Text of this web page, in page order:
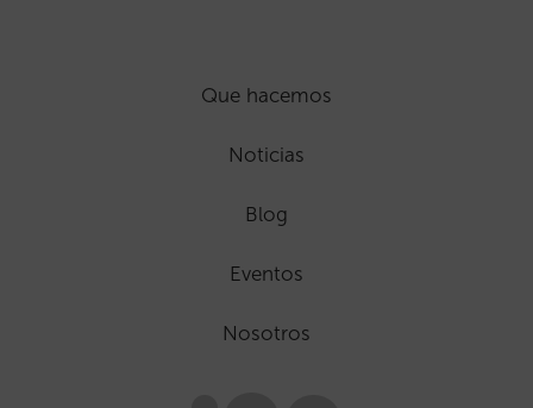
Que hacemos
Noticias
Blog
Eventos
Nosotros